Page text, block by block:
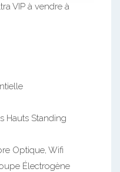
VIP à vendre à
Hauts Standing
Optique, Wifi
Électrogène